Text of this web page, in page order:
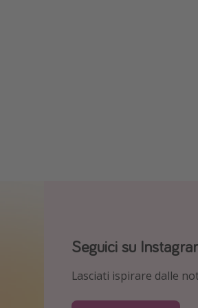
Seguici su
Lasciati ispirare dalle
Seguici su Facebook
Pirata!
Seguici su TikTok!
viaggiare!